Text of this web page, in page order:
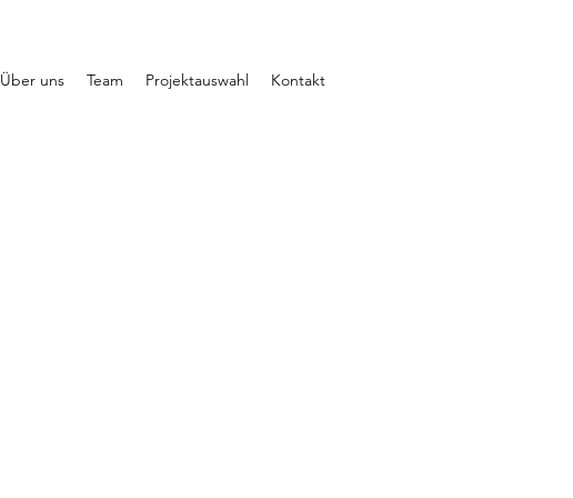
Über uns Team Projektauswahl Kontakt